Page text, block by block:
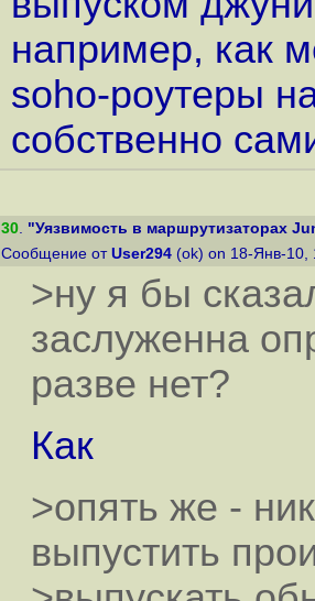
например, как
soho-роутеры
собственно
30. "Уязвимость в маршрутизаторах
Сообщение от User294 (ok) on 18-Янв-10,
>ну я бы
заслуженна
разве нет?
Как
>опять же -
выпустить